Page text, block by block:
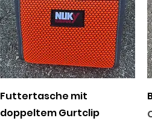
Schnellansicht
Futtertasche mit
doppeltem Gurtclip